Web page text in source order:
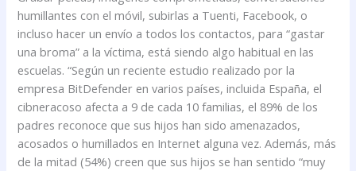
humillantes con el móvil, subirlas a Tuenti, Facebook, o
incluso hacer un envío a todos los contactos, para “gastar
una broma” a la víctima, está siendo algo habitual en las
escuelas. “Según un reciente estudio realizado por la
empresa BitDefender en varios países, incluida España, el
cibneracoso afecta a 9 de cada 10 familias, el 89% de los
padres reconoce que sus hijos han sido amenazados,
acosados o humillados en Internet alguna vez. Además, más
de la mitad (54%) creen que sus hijos se han sentido “muy